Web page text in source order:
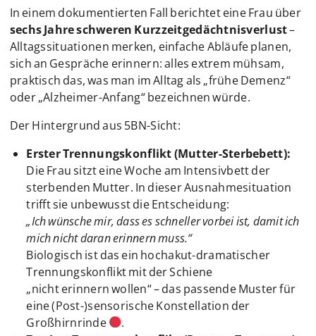
In einem dokumentierten Fall berichtet eine Frau über
sechs Jahre schweren Kurzzeitgedächtnisverlust–
Alltagssituationen merken, einfache Abläufe planen,
sich an Gespräche erinnern: alles extrem mühsam,
praktisch das, was man im Alltag als „frühe Demenz“
oder „Alzheimer-Anfang“ bezeichnen würde.
Der Hintergrund aus 5BN-Sicht:
Erster Trennungskonflikt (Mutter-Sterbebett):
Die Frau sitzt eine Woche am Intensivbett der
sterbenden Mutter. In dieser Ausnahmesituation
trifft sie unbewusst die Entscheidung:
„Ich wünsche mir, dass es schneller vorbei ist, damit ich
mich nicht daran erinnern muss.“
Biologisch ist das ein hochakut-dramatischer
Trennungskonflikt mit der Schiene
„nicht erinnern wollen“ – das passende Muster für
eine (Post-)sensorische Konstellation der
Großhirnrinde
.